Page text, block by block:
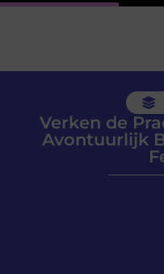
Verken de
Avontuurlijk